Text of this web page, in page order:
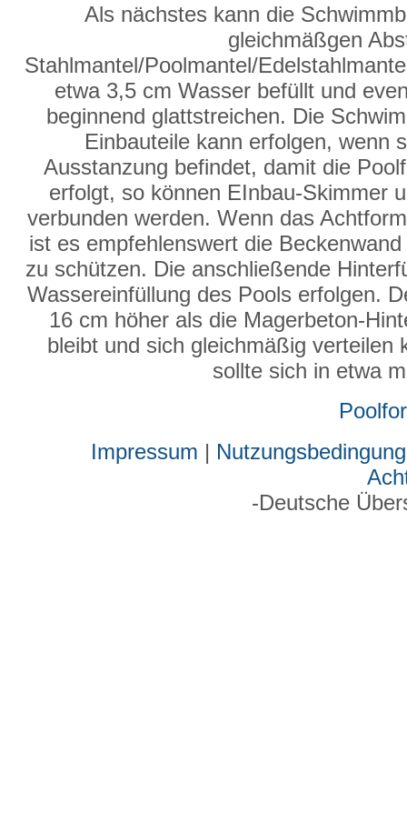
Als nächstes kann die
gleichmäßgen
Stahlmantel/Poolmantel/
etwa 3,5 cm Wasser befüllt und
beginnend glattstreichen. Die
Einbauteile kann erfolgen, wenn
Ausstanzung befindet, damit die
erfolgt, so können EInbau-Skimmer
verbunden werden. Wenn das
ist es empfehlenswert die
zu schützen. Die anschließende
Wassereinfüllung des Pools erfolgen.
16 cm höher als die Magerbeton-
bleibt und sich gleichmäßig verteilen
sollte sich in etwa
Impressum |
-Deutsche